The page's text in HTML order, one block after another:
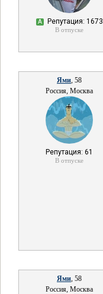
А Репутация: 1673
В отпуске
Ями, 58
Россия, Москва
Репутация: 61
В отпуске
Ями, 58
Россия, Москва